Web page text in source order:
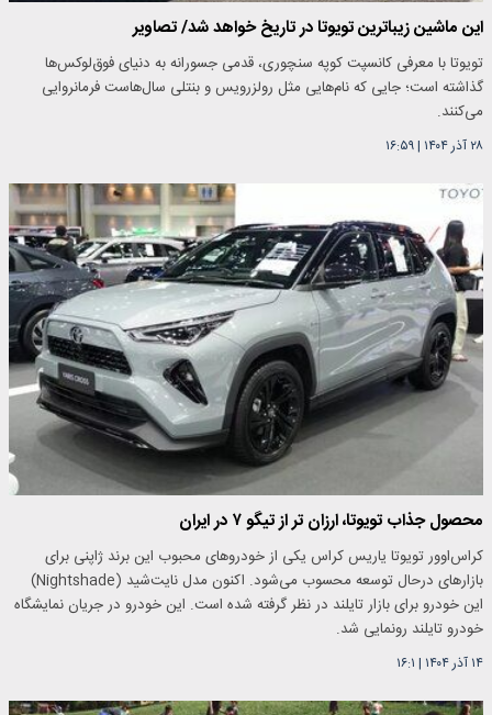
این ماشین زیباترین تویوتا در تاریخ خواهد شد/ تصاویر
تویوتا با معرفی کانسپت کوپه سنچوری، قدمی جسورانه به دنیای فوق‌لوکس‌ها
گذاشته است؛ جایی که نام‌هایی مثل رولزرویس و بنتلی سال‌هاست فرمانروایی
می‌کنند.
۲۸ آذر ۱۴۰۴ |۱۶:۵۹
محصول جذاب تویوتا، ارزان تر از تیگو ۷ در ایران
کراس‌اوور تویوتا یاریس کراس یکی از خودروهای محبوب این برند ژاپنی برای
بازارهای درحال توسعه محسوب می‌شود. اکنون مدل نایت‌شید (Nightshade)
این خودرو برای بازار تایلند در نظر گرفته شده است. این خودرو در جریان نمایشگاه
خودرو تایلند رونمایی شد.
۱۴ آذر ۱۴۰۴ | ۱۶:۱